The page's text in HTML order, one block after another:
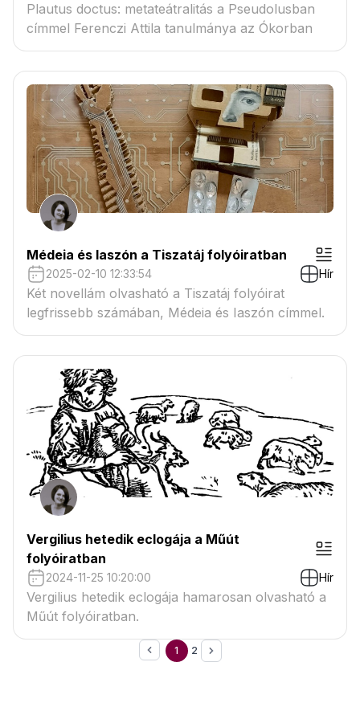
Plautus doctus: metateátralitás a Pseudolusban
címmel Ferenczi Attila tanulmánya az Ókorban
Médeia és Iaszón a Tiszatáj folyóiratban
2025-02-10 12:33:54 Hír
Két novellám olvasható a Tiszatáj folyóirat
legfrissebb számában, Médeia és Iaszón címmel.
Vergilius hetedik eclogája a Műút
folyóiratban
2024-11-25 10:20:00 Hír
Vergilius hetedik eclogája hamarosan olvasható a
Műút folyóiratban.
1 2